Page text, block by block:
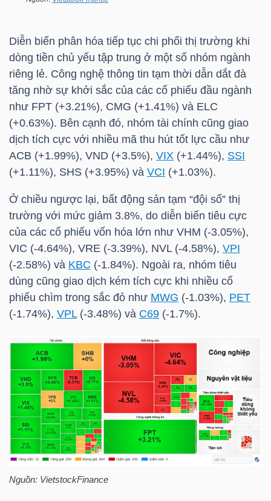
Diễn biến phân hóa tiếp tục chi phối thị trường khi
dòng tiền chủ yếu tập trung ở một số nhóm ngành
riêng lẻ. Công nghệ thông tin tạm thời dẫn dắt đà
tăng nhờ sự khởi sắc của các cổ phiếu đầu ngành
như FPT (+3.21%), CMG (+1.41%) và ELC
(+0.63%). Bên cạnh đó, nhóm tài chính cũng giao
dịch tích cực với nhiều mã thu hút tốt lực cầu như
ACB (+1.99%), VND (+3.5%), VIX (+1.44%), SSI
(+1.11%), SHS (+3.95%) và VCI (+1.03%).
Ở chiều ngược lại, bất động sản tạm “đội sổ” thị
trường với mức giảm 3.8%, do diễn biến tiêu cực
của các cổ phiếu vốn hóa lớn như VHM (-3.05%),
VIC (-4.64%), VRE (-3.39%), NVL(-4.58%), VPI
(-2.58%) và KBC (-1.84%). Ngoài ra, nhóm tiêu
dùng cũng giao dịch kém tích cực khi nhiều cổ
phiếu chìm trong sắc đỏ như MWG (-1.03%), PET
(-1.74%), VPL(-3.48%) và C69 (-1.7%).
Nguồn: VietstockFinance
BẤT
ĐỘNG
SẢN
Mã
chứng
(-)
Tất cả Cổ phiếu Chỉ số Chứng chỉ quỹ Chứng
Lãnh
đạo
(-)
tức
(-)
Bài
viết
tác